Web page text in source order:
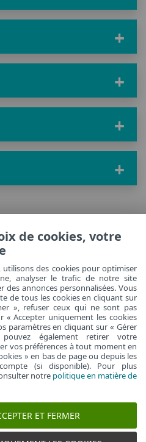
réservés |
de cookies, votre
des cookies pour optimiser
analyser le trafic de notre site
annonces personnalisées. Vous
de tous les cookies en cliquant sur
», refuser ceux qui ne sont pas
« Accepter uniquement les cookies
paramètres en cliquant sur « Gérer
également retirer votre
vos préférences à tout moment en
» en bas de page ou depuis les
(si disponible). Pour plus
notre politique en matière de
ET FERMER